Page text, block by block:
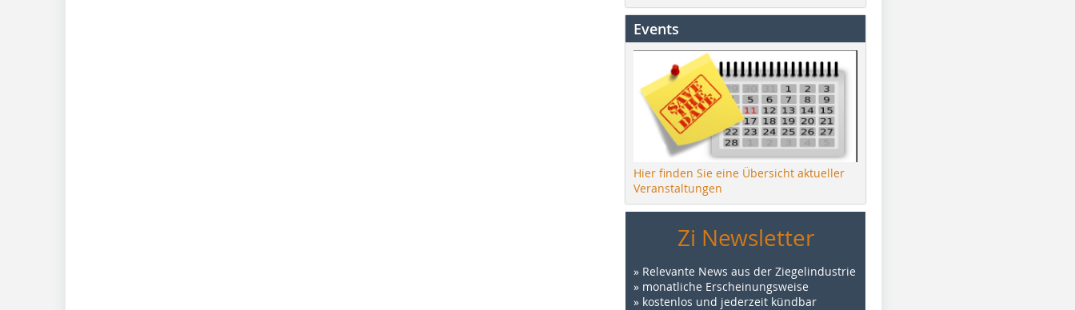
Events
Hier finden Sie eine Übersicht aktueller
Veranstaltungen
Zi Newsletter
» Relevante News aus der Ziegelindustrie
» monatliche Erscheinungsweise
» kostenlos und jederzeit kündbar